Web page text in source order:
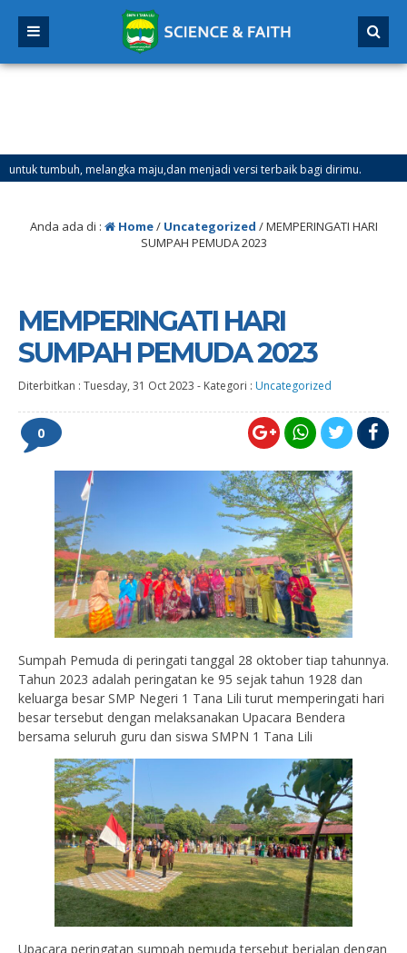
maju,dan menjadi versi terbaik bagi dirimu.
4 bulan
21 Desember 2025 sd Tanggal 4 Januari 2026
Anda ada di : Home/ Uncategorized /MEMPERINGATI HARI
SUMPAH PEMUDA 2023
MEMPERINGATI HARI
SUMPAH PEMUDA 2023
Diterbitkan : Tuesday, 31 Oct 2023 - Kategori : Uncategorized
0
Sumpah Pemuda di peringati tanggal 28 oktober tiap tahunnya.
Tahun 2023 adalah peringatan ke 95 sejak tahun 1928 dan
keluarga besar SMP Negeri 1 Tana Lili turut memperingati hari
besar tersebut dengan melaksanakan Upacara Bendera
bersama seluruh guru dan siswa SMPN 1 Tana Lili
Upacara peringatan sumpah pemuda tersebut berjalan dengan